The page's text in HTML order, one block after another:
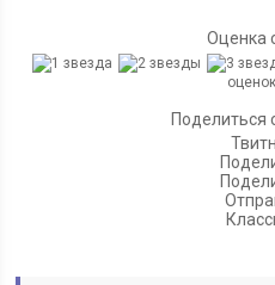
Оценка
Поделиться